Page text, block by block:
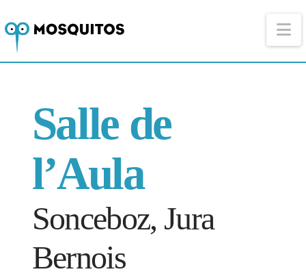
Salle de
l’Aula
Sonceboz, Jura
Bernois